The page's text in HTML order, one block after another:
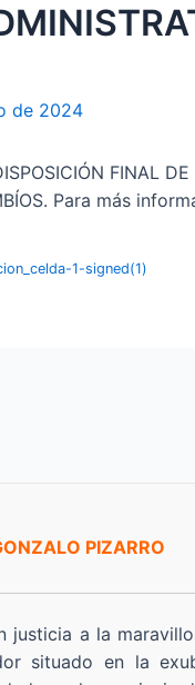
de 2024
FINAL
Para más
1-signed(1)
PIZARRO
justicia a la
situado en la